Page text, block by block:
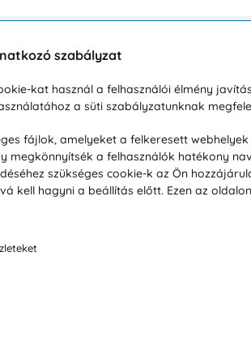
16:00-ig
Reklamáció / Áru
Szállítás és fizetés
Üzleti feltételek
Visszaküldési politika
szabályzat
kat használ a felhasználói élmény
a süti szabályzatunknak
fájlok, amelyeket a felkeresett
megkönnyítsék a felhasználók hatékony
szükséges cookie-k az Ön
kell hagyni a beállítás előtt. Ezen az